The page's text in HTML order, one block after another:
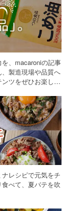
、macaroniの記事
製造現場や品質へ
ツをぜひお楽しみ
レシピで元気をチ
べて、夏バテを吹